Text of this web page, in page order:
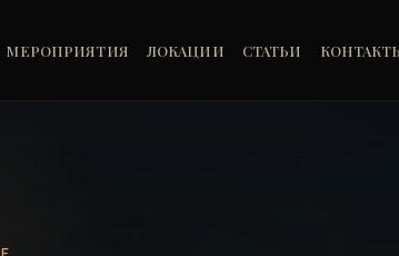
МЕРОПРИЯТИЯ ЛОКАЦИИ СТАТЬИ